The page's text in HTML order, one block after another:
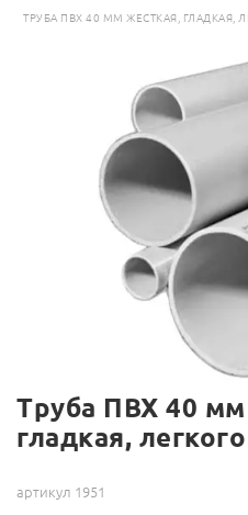
ТРУБА ПВХ 40 ММ ЖЕСТКАЯ, ГЛАДКАЯ,
Труба ПВХ 40
гладкая,
артикул 1951